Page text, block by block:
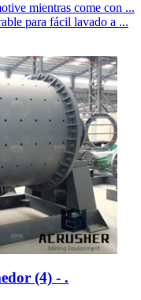
mientras come con ...
para fácil lavado a ...
(4) - .